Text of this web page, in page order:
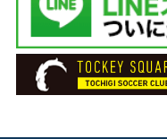
DF 27 久富 良輔
DF 28 温井 駿斗
DF 30 田代 雅也
通訳(韓国語) キム ド
主務 荒井 厚志